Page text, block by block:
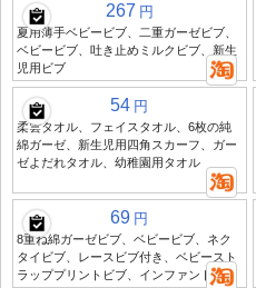
267 円
夏用薄手ベビービブ、二重ガーゼビブ、
ベビービブ、吐き止めミルクビブ、新生
児用ビブ
54 円
柔雲タオル、フェイスタオル、6枚の純
綿ガーゼ、新生児用四角スカーフ、ガー
ゼよだれタオル、幼稚園用タオル
69 円
8重ね綿ガーゼビブ、ベビービブ、ネク
タイビブ、レースビブ付き、ベビースト
ラッププリントビブ、インファントビブ